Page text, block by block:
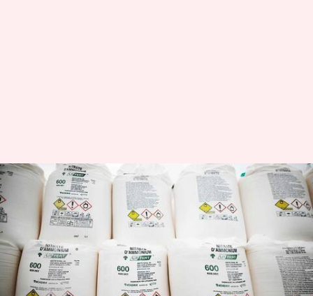
बेरूत में विस्फोट के बाद नीलाम किया
गया चेन्नई में रखा लगभग 700 टन
अमोनियम नाइट्रेट
लेखन मुकुल तोमर Aug 10, 2020 11:48 am
क्या है खबर?